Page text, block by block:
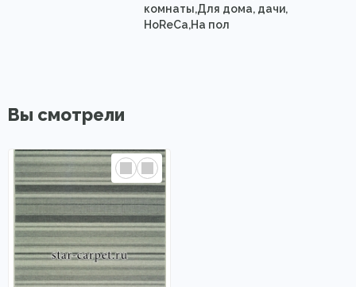
комнаты,Для дома, дачи,
HoReCa,На пол
Вы смотрели